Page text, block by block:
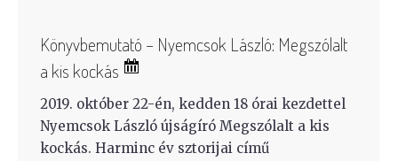
Könyvbemutató – Nyemcsok László: Megszólalt
a kis kockás
2019. október 22-én, kedden 18 órai kezdettel
Nyemcsok László újságíró Megszólalt a kis
kockás. Harminc év sztorijai című